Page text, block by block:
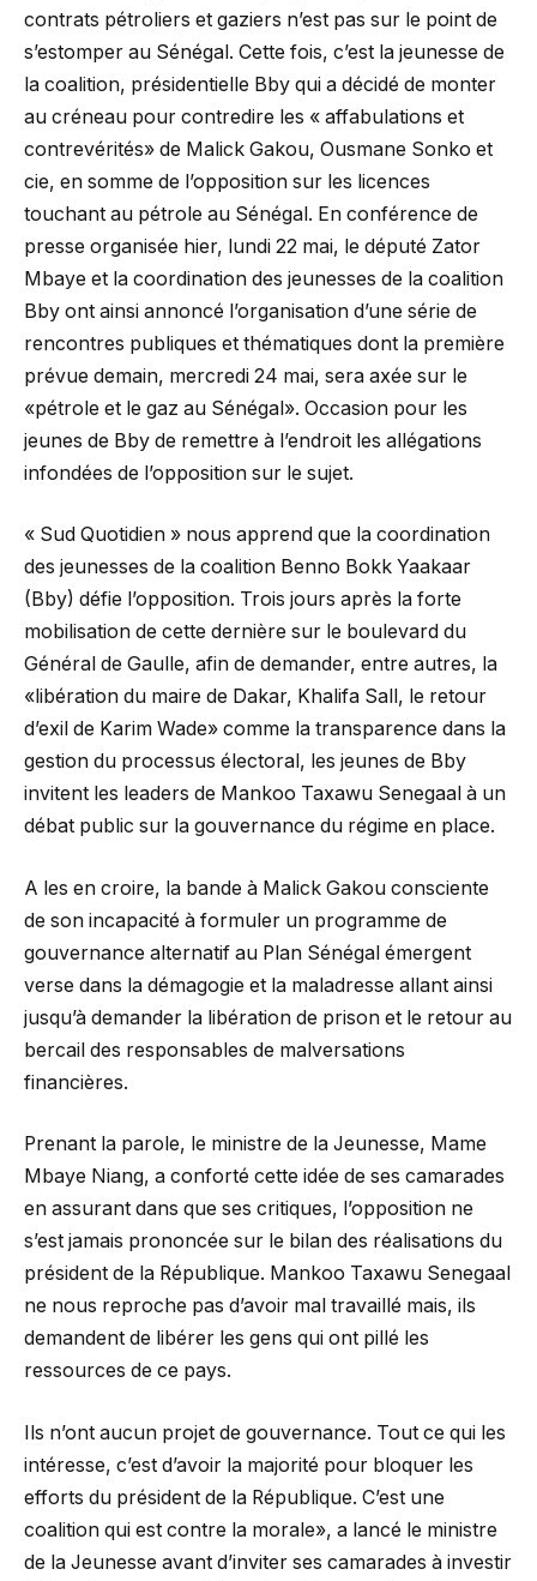
contrats pétroliers et gaziers n’est pas sur le point de
s’estomper au Sénégal. Cette fois, c’est la jeunesse de
la coalition, présidentielle Bby qui a décidé de monter
au créneau pour contredire les « affabulations et
contrevérités» de Malick Gakou, Ousmane Sonko et
cie, en somme de l’opposition sur les licences
touchant au pétrole au Sénégal. En conférence de
presse organisée hier, lundi 22 mai, le député Zator
Mbaye et la coordination des jeunesses de la coalition
Bby ont ainsi annoncé l’organisation d’une série de
rencontres publiques et thématiques dont la première
prévue demain, mercredi 24 mai, sera axée sur le
«pétrole et le gaz au Sénégal». Occasion pour les
jeunes de Bby de remettre à l’endroit les allégations
infondées de l’opposition sur le sujet.
« Sud Quotidien » nous apprend que la coordination
des jeunesses de la coalition Benno Bokk Yaakaar
(Bby) défie l’opposition. Trois jours après la forte
mobilisation de cette dernière sur le boulevard du
Général de Gaulle, afin de demander, entre autres, la
«libération du maire de Dakar, Khalifa Sall, le retour
d’exil de Karim Wade» comme la transparence dans la
gestion du processus électoral, les jeunes de Bby
invitent les leaders de Mankoo Taxawu Senegaal à un
débat public sur la gouvernance du régime en place.
A les en croire, la bande à Malick Gakou consciente
de son incapacité à formuler un programme de
gouvernance alternatif au Plan Sénégal émergent
verse dans la démagogie et la maladresse allant ainsi
jusqu’à demander la libération de prison et le retour au
bercail des responsables de malversations
financières.
Prenant la parole, le ministre de la Jeunesse, Mame
Mbaye Niang, a conforté cette idée de ses camarades
en assurant dans que ses critiques, l’opposition ne
s’est jamais prononcée sur le bilan des réalisations du
président de la République. Mankoo Taxawu Senegaal
ne nous reproche pas d’avoir mal travaillé mais, ils
demandent de libérer les gens qui ont pillé les
ressources de ce pays.
Ils n’ont aucun projet de gouvernance. Tout ce qui les
intéresse, c’est d’avoir la majorité pour bloquer les
efforts du président de la République. C’est une
coalition qui est contre la morale», a lancé le ministre
de la Jeunesse avant d’inviter ses camarades à investir